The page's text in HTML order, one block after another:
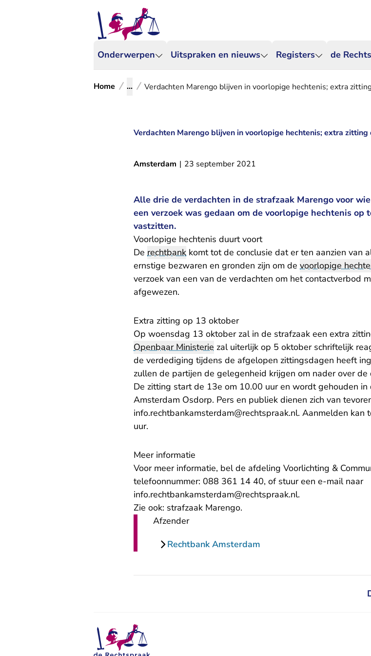
Onderwerpen Uitspraken en nieuws Registers de
Home ... Verdachten Marengo blijven in voorlopige hechtenis; extra
Verdachten Marengo blijven in voorlopige hechtenis; extra
Amsterdam | 23 september 2021
Alle drie de verdachten in de strafzaak Marengo voor
een verzoek was gedaan om de voorlopige hechtenis op
vastzitten.
Voorlopige hechtenis duurt voort
De rechtbank komt tot de conclusie dat er ten aanzien van
ernstige bezwaren en gronden zijn om de voorlopige
verzoek van een van de verdachten om het contactverbod
afgewezen.
Extra zitting op 13 oktober
Op woensdag 13 oktober zal in de strafzaak een extra
Openbaar Ministerie zal uiterlijk op 5 oktober schriftelijk
de verdediging tijdens de afgelopen zittingsdagen heeft
zullen de partijen de gelegenheid krijgen om nader over
De zitting start de 13e om 10.00 uur en wordt gehouden
Amsterdam Osdorp. Pers en publiek dienen zich van
info.rechtbankamsterdam@rechtspraak.nl- U verlaat
. Aanmelden kan
uur.
Meer informatie
Voor meer informatie, bel de afdeling Voorlichting &
telefoonnummer: 088 361 14 40, of stuur een e-mail naar
info.rechtbankamsterdam@rechtspraak.nl- U verlaat
.
Zie ook: strafzaak Marengo.
Afzender
Rechtbank Amsterdam